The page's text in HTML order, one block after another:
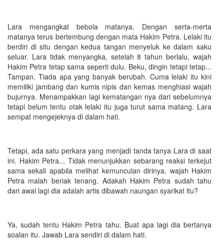
Lara mengangkat bebola matanya. Dengan serta-merta
matanya terus bertembung dengan mata Hakim Petra. Lelaki itu
berdiri di situ dengan kedua tangan menyeluk ke dalam saku
seluar. Lara tidak menyangka, setelah 8 tahun berlalu, wajah
Hakim Petra tetap sama seperti dulu. Beku, dingin tetapi tetap...
Tampan. Tiada apa yang banyak berubah. Cuma lelaki itu kini
memiliki jambang dan kumis nipis dan kemas menghiasi wajah
bujurnya. Menampakkan lagi kematangan nya dari sebelumnya
tetapi belum tentu otak lelaki itu juga turut sama matang. Lara
sempat mengejeknya di dalam hati.
Tetapi, ada satu perkara yang menjadi tanda tanya Lara di saat
ini. Hakim Petra... Tidak menunjukkan sebarang reaksi terkejut
sama sekali apabila melihat kemunculan dirinya. wajah Hakim
Petra malah beriak tenang. Adakah Hakim Petra sudah tahu
dari awal lagi dia adalah artis dibawah naungan syarikat itu?
Ya, sudah tentu Hakim Petra tahu. Buat apa lagi dia bertanya
soalan itu. Jawab Lara sendiri di dalam hati.